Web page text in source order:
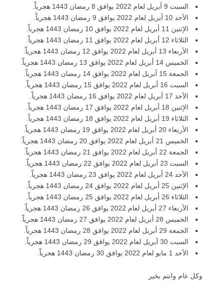
السبت 9 أبريل لعام 2022 يوافق 8 رمضان 1443 هجرياّ.
الأحد 10 أبريل لعام 2022 يوافق 9 رمضان 1443 هجرياّ.
الإثنين 11 أبريل لعام 2022 يوافق 10 رمضان 1443 هجرياّ.
الثلاثاء 12 أبريل لعام 2022 يوافق 11 رمضان 1443 هجرياّ.
الأربعاء 13 أبريل لعام 2022 يوافق 12 رمضان 1443 هجرياّ.
الخميس 14 أبريل لعام 2022 يوافق 13 رمضان 1443 هجرياّ.
الجمعة 15 أبريل لعام 2022 يوافق 14 رمضان 1443 هجرياّ.
السبت 16 أبريل لعام 2022 يوافق 15 رمضان 1443 هجرياّ.
الأحد 17 أبريل لعام 2022 يوافق 16 رمضان 1443 هجرياّ.
الإثنين 18 أبريل لعام 2022 يوافق 17 رمضان 1443 هجرياّ.
الثلاثاء 19 أبريل لعام 2022 يوافق 18 رمضان 1443 هجرياّ.
الأربعاء 20 أبريل لعام 2022 يوافق 19 رمضان 1443 هجرياّ.
الخميس 21 أبريل لعام 2022 يوافق 20 رمضان 1443 هجرياّ.
الجمعة 22 أبريل لعام 2022 يوافق 21 رمضان 1443 هجرياّ.
السبت 23 أبريل لعام 2022 يوافق 22 رمضان 1443 هجرياّ.
الأحد 24 أبريل لعام 2022 يوافق 23 رمضان 1443 هجرياّ.
الإثنين 25 أبريل لعام 2022 يوافق 24 رمضان 1443 هجرياّ.
الثلاثاء 26 أبريل لعام 2022 يوافق 25 رمضان 1443 هجرياّ.
الأربعاء 27 أبريل لعام 2022 يوافق 26 رمضان 1443 هجرياّ.
الخميس 28 أبريل لعام 2022 يوافق 27 رمضان 1443 هجرياّ.
الجمعة 29 أبريل لعام 2022 يوافق 28 رمضان 1443 هجرياّ.
السبت 30 أبريل لعام 2022 يوافق 29 رمضان 1443 هجرياّ.
الأحد 1 مايو لعام 2022 يوافق 30 رمضان 1443 هجرياّ.
وكل عام وانتم بخير